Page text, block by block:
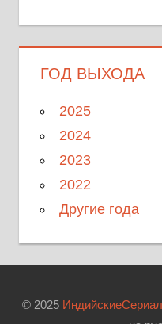
ГОД ВЫХОДА
2025
2024
2023
2022
Другие года
© 2025